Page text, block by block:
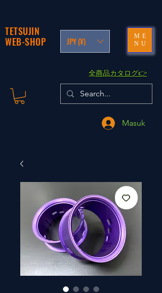
TETSUJIN
WEB-SHOP
JPY (¥)
ME
NU
​全商品カタログ👉
Masuk